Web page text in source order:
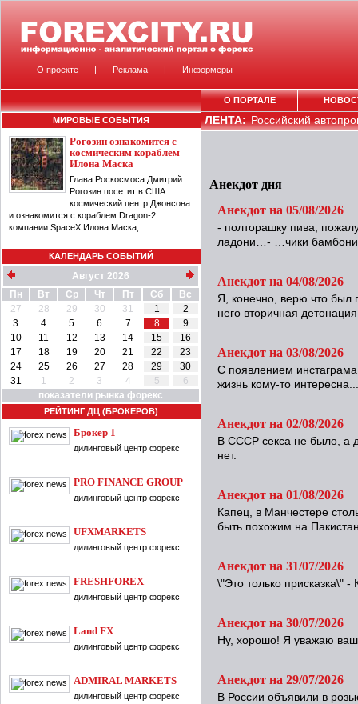
МИРОВЫЕ СОБЫТИЯ
Рогозин ознакомится с
космическим кораблем
Илона Маска
Глава Роскосмоса Дмитрий
Рогозин посетит в США
космический центр Джонсона
и ознакомится с кораблем Dragon-2
компании SpaceX Илона Маска,...
КАЛЕНДАРЬ СОБЫТИЙ
Август 2026
Пн
Вт Ср Чт Пт Сб
Вс
27
28 29 30 31 1
2
3
4 5 6 7 8
9
10
11 12 13 14 15
16
17
18 19 20 21 22
23
24
25 26 27 28 29
30
31
1 2 3 4 5
6
показатели рынка форекс
РЕЙТИНГ ДЦ (БРОКЕРОВ)
Брокер 1
дилинговый центр форекс
PRO FINANCE GROUP
дилинговый центр форекс
UFXMARKETS
дилинговый центр форекс
FRESHFOREX
дилинговый центр форекс
Land FX
дилинговый центр форекс
ADMIRAL MARKETS
дилинговый центр форекс
ЛЕНТА:Российский
Анекдот дня
Анекдот на 05/08/2026
- полторашку пива,
ладони…- …чики
Анекдот на 04/08/2026
Я, конечно, верю что был
него вторичная
Анекдот на 03/08/2026
С появлением
жизнь кому-то интересна...
Анекдот на 02/08/2026
В СССР секса не было, а
нет.
Анекдот на 01/08/2026
Капец, в Манчестере
быть похожим на
Анекдот на 31/07/2026
\"Это только присказка\"
Анекдот на 30/07/2026
Ну, хорошо! Я уважаю
Анекдот на 29/07/2026
В России объявили в
О проекте | Реклама | Информеры
О ПОРТАЛЕ